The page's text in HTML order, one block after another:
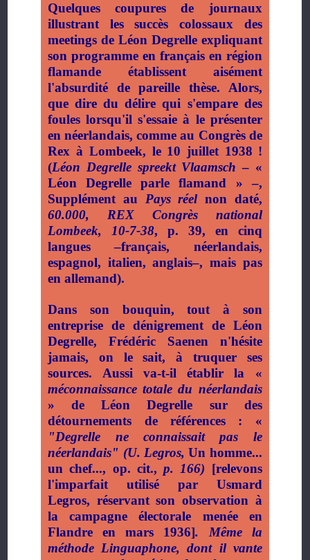
Quelques coupures de journaux
illustrant les succès colossaux des
meetings de Léon Degrelle expliquant
son programme en français en région
flamande établissent aisément
l'absurdité de pareille thèse. Alors,
que dire du délire qui s'empare des
foules lorsqu'il s'essaie à le présenter
en néerlandais, comme au Congrès de
Rex à Lombeek, le 10 juillet 1938 !
(Léon Degrelle spreekt Vlaamsch – «
Léon Degrelle parle flamand » –,
Supplément au Pays réelnon daté,
60.000, REX Congrès national
Lombeek, 10-7-38, p. 39, en cinq
langues –français, néerlandais,
espagnol, italien, anglais–, mais pas
en allemand).
Dans son bouquin, tout à son
entreprise de dénigrement de Léon
Degrelle, Frédéric Saenen n'hésite
jamais, on le sait, à truquer ses
sources. Aussi va-t-il établir la «
méconnaissance totale du néerlandais
» de Léon Degrelle sur des
détournements de références : «
"Degrelle ne connaissait pas le
néerlandais" (U. Legros,Un homme...
un chef..., op. cit., p. 166) [relevons
l'imparfait utilisé par Usmard
Legros, réservant son observation à
la campagne électorale menée en
Flandre en mars 1936]. Même la
méthode Linguaphone, dont il vante